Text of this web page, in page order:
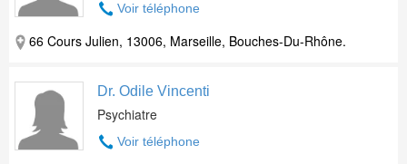
Voir téléphone
66 Cours Julien, 13006, Marseille, Bouches-Du-Rhône.
Dr. Odile Vincenti
Psychiatre
Voir téléphone